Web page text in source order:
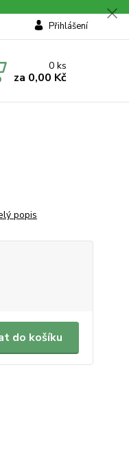
Přihlášení
0ks
za 0,00 Kč
popis
do košíku